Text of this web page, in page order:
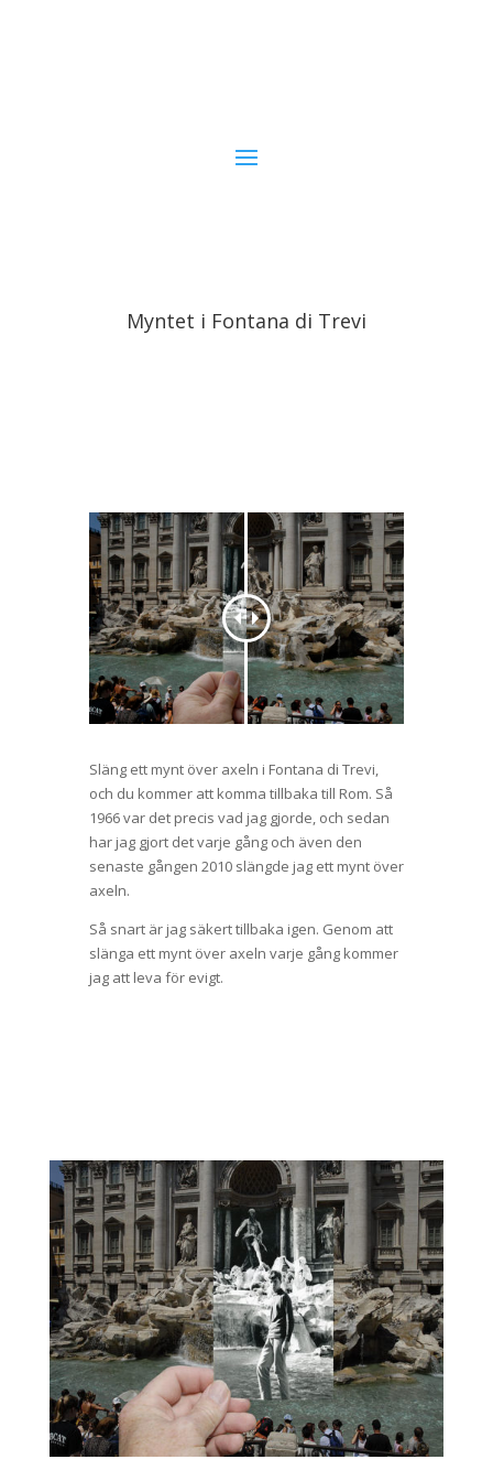
Myntet i Fontana di Trevi
Släng ett mynt över axeln i Fontana di Trevi,
och du kommer att komma tillbaka till Rom. Så
1966 var det precis vad jag gjorde, och sedan
har jag gjort det varje gång och även den
senaste gången 2010 slängde jag ett mynt över
axeln.
Så snart är jag säkert tillbaka igen. Genom att
slänga ett mynt över axeln varje gång kommer
jag att leva för evigt.